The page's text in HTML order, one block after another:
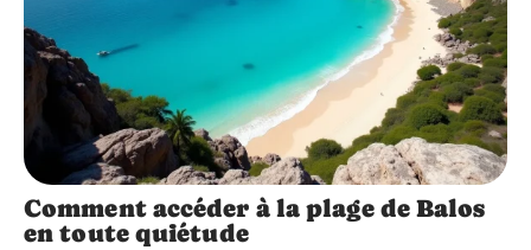
Comment accéder à la plage de Balos
en toute quiétude